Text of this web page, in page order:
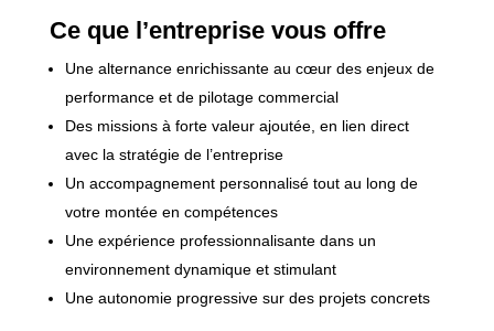
Ce que l’entreprise vous offre
Une alternance enrichissante au cœur des enjeux de
performance et de pilotage commercial
Des missions à forte valeur ajoutée, en lien direct
avec la stratégie de l’entreprise
Un accompagnement personnalisé tout au long de
votre montée en compétences
Une expérience professionnalisante dans un
environnement dynamique et stimulant
Une autonomie progressive sur des projets concrets